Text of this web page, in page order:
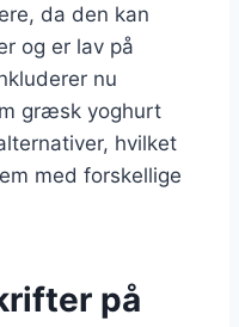
da den kan
og er lav på
nu
græsk yoghurt
hvilket
med forskellige
på